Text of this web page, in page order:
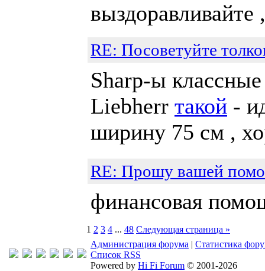
RE: Посоветуйте
Sharp-ы
Liebherr такой -
ширину 75 см ,
RE: Прошу вашей
финансовая
1 2 3 4 ... 48 Следующая страница »
Администрация форума | Статистика
Список RSS
Powered by Hi Fi Forum © 2001-2026